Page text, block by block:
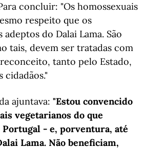
concluir: "Os homossexuais
respeito que os
do Dalai Lama. São
tais, devem ser tratadas com
tanto pelo Estado,
ajuntava: "Estou convencido
vegetarianos do que
Portugal - e, porventura, até
Lama. Não beneficiam,